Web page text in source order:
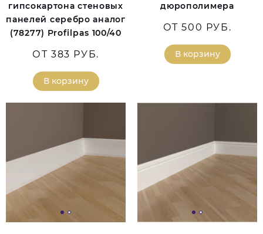
гипсокартона стеновых
панелей серебро аналог
(78277) Profilpas 100/40
ОТ 383 РУБ.
В корзину
дюрополимера
ОТ 500 РУБ.
В корзину